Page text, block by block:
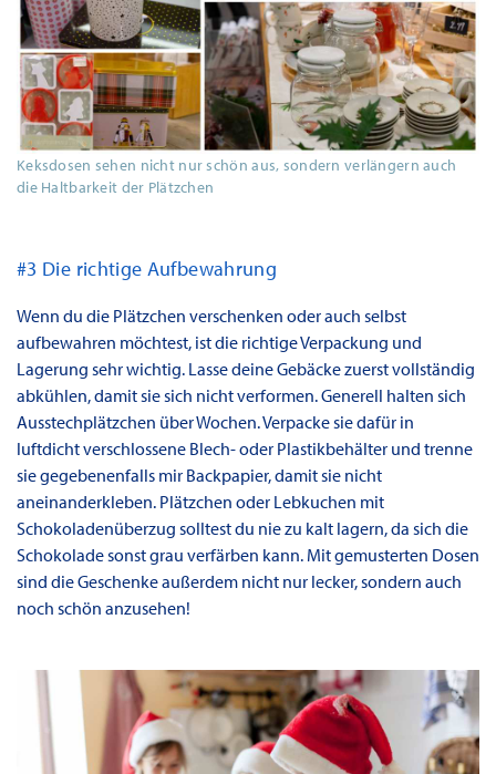
Keksdosen sehen nicht nur schön aus, sondern verlängern auch
die Haltbarkeit der Plätzchen
#3 Die richtige Aufbewahrung
Wenn du die Plätzchen verschenken oder auch selbst
aufbewahren möchtest, ist die richtige Verpackung und
Lagerung sehr wichtig. Lasse deine Gebäcke zuerst vollständig
abkühlen, damit sie sich nicht verformen. Generell halten sich
Ausstechplätzchen über Wochen. Verpacke sie dafür in
luftdicht verschlossene Blech- oder Plastikbehälter und trenne
sie gegebenenfalls mir Backpapier, damit sie nicht
aneinanderkleben. Plätzchen oder Lebkuchen mit
Schokoladenüberzug solltest du nie zu kalt lagern, da sich die
Schokolade sonst grau verfärben kann. Mit gemusterten Dosen
sind die Geschenke außerdem nicht nur lecker, sondern auch
noch schön anzusehen!